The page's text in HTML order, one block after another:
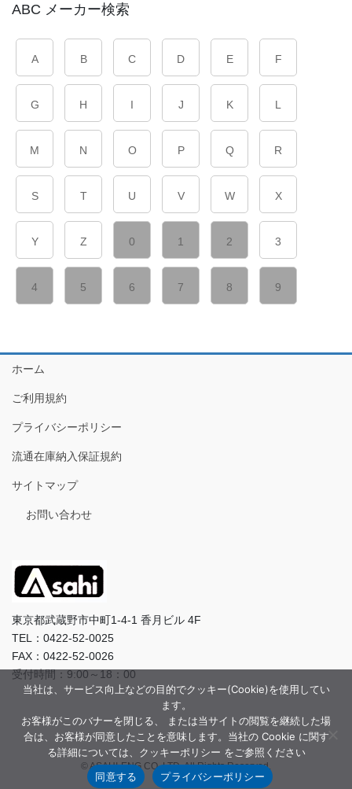
ABC メーカー検索
A B C D E F
G H I J K L
M N O P Q R
S T U V W X
Y Z 0 1 2 3
4 5 6 7 8 9
ホーム
ご利用規約
プライバシーポリシー
流通在庫納入保証規約
サイトマップ
お問い合わせ
東京都武蔵野市中町1-4-1 香月ビル 4F
TEL：0422-52-0025
FAX：0422-52-0026
受付時間：9:00～18：00
© ASAHI-ENG CO.,LTD. All Rights Reserved.
当社は、サービス向上などの目的でクッキー(Cookie)を使用してい
ます。
お客様がこのバナーを閉じる、 または当サイトの閲覧を継続した場
合は、お客様が同意したことを意味します。当社の Cookie に関す
る詳細については、クッキーポリシー をご参照ください
同意する
プライバシーポリシー